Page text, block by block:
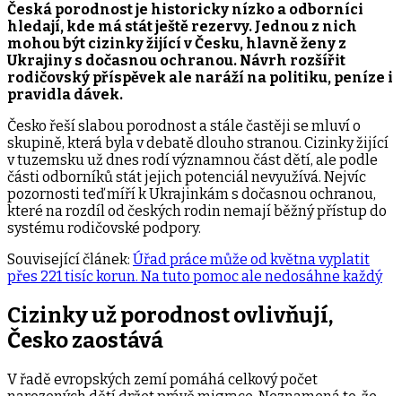
Česká porodnost je historicky nízko a odborníci
hledají, kde má stát ještě rezervy. Jednou z nich
mohou být cizinky žijící v Česku, hlavně ženy z
Ukrajiny s dočasnou ochranou. Návrh rozšířit
rodičovský příspěvek ale naráží na politiku, peníze i
pravidla dávek.
Česko řeší slabou porodnost a stále častěji se mluví o
skupině, která byla v debatě dlouho stranou. Cizinky žijící
v tuzemsku už dnes rodí významnou část dětí, ale podle
části odborníků stát jejich potenciál nevyužívá. Nejvíc
pozornosti teď míří k Ukrajinkám s dočasnou ochranou,
které na rozdíl od českých rodin nemají běžný přístup do
systému rodičovské podpory.
Související článek: Úřad práce může od května vyplatit
přes 221 tisíc korun. Na tuto pomoc ale nedosáhne každý
Cizinky už porodnost ovlivňují,
Česko zaostává
V řadě evropských zemí pomáhá celkový počet